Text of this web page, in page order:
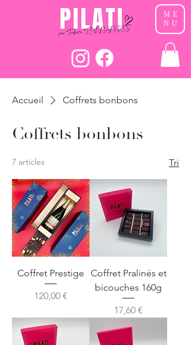
ME
NU
Accueil Coffrets bonbons
Coffrets bonbons
7 articles Tri
Coffret Prestige
Prix
120,00 €
Coffret Pralinés et
bicouches 160g
Prix
17,60 €